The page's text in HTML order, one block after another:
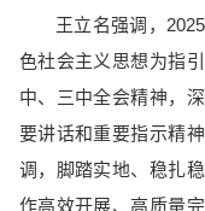
王立名强调，
色社会主义思想为指
中、三中全会精神，
要讲话和重要指示精
调，脚踏实地、稳扎
作高效开展、高质量